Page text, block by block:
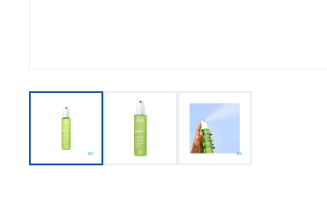
View larger imageView larger imageView larger image